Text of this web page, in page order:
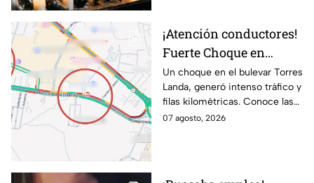
¡Atención conductores!
Fuerte Choque en
Torres Landa provoca
filas kilométricas a esta
altura
Un choque en el bulevar Torres
Landa, generó intenso tráfico y
filas kilométricas. Conoce las
vías alternas.
07 agosto, 2026